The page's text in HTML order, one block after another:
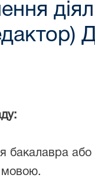
бакалавра
мовою.